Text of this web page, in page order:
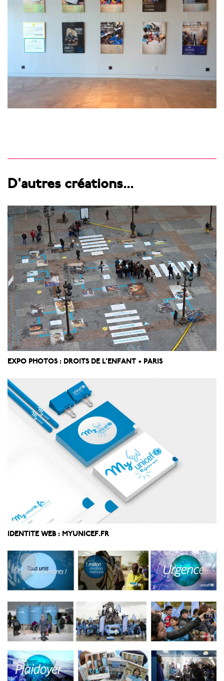
D'autres créations...
EXPO PHOTOS : DROITS DE L’ENFANT • PARIS
IDENTITE WEB : MYUNICEF.FR